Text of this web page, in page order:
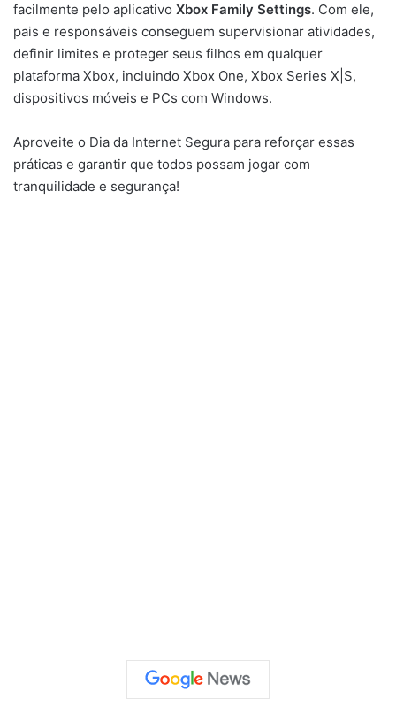
facilmente pelo aplicativo Xbox Family Settings. Com ele,
pais e responsáveis conseguem supervisionar atividades,
definir limites e proteger seus filhos em qualquer
plataforma Xbox, incluindo Xbox One, Xbox Series X|S,
dispositivos móveis e PCs com Windows.
Aproveite o Dia da Internet Segura para reforçar essas
práticas e garantir que todos possam jogar com
tranquilidade e segurança!